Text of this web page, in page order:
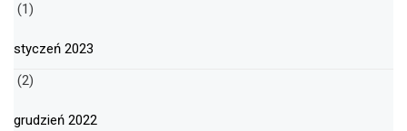
(1)
styczeń 2023
(2)
grudzień 2022